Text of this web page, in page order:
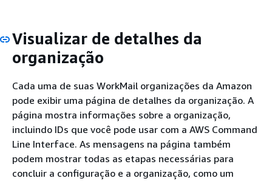
Visualizar de detalhes da
organização
Cada uma de suas WorkMail organizações da Amazon
pode exibir uma página de detalhes da organização. A
página mostra informações sobre a organização,
incluindo IDs que você pode usar com a AWS Command
Line Interface. As mensagens na página também
podem mostrar todas as etapas necessárias para
concluir a configuração e a organização, como um